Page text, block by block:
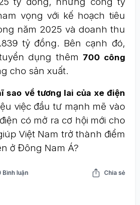
vọng với kế hoạch tiêu
năm 2025 và doanh thu
tỷ đồng. Bên cạnh đó,
dụng thêm 700 công
cho sản xuất.
sao về tương lai của xe điện
việc đầu tư mạnh mẽ vào
có mở ra cơ hội mới cho
Việt Nam trở thành điểm
ở Đông Nam Á?
Bình luận Chia sẻ